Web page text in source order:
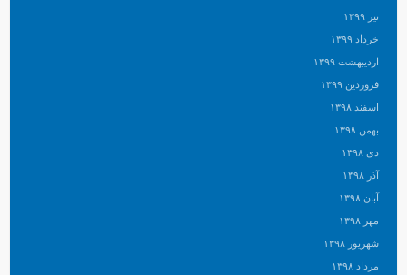
تیر ۱۳۹۹
خرداد ۱۳۹۹
اردیبهشت ۱۳۹۹
فروردین ۱۳۹۹
اسفند ۱۳۹۸
بهمن ۱۳۹۸
دی ۱۳۹۸
آذر ۱۳۹۸
آبان ۱۳۹۸
مهر ۱۳۹۸
شهریور ۱۳۹۸
مرداد ۱۳۹۸